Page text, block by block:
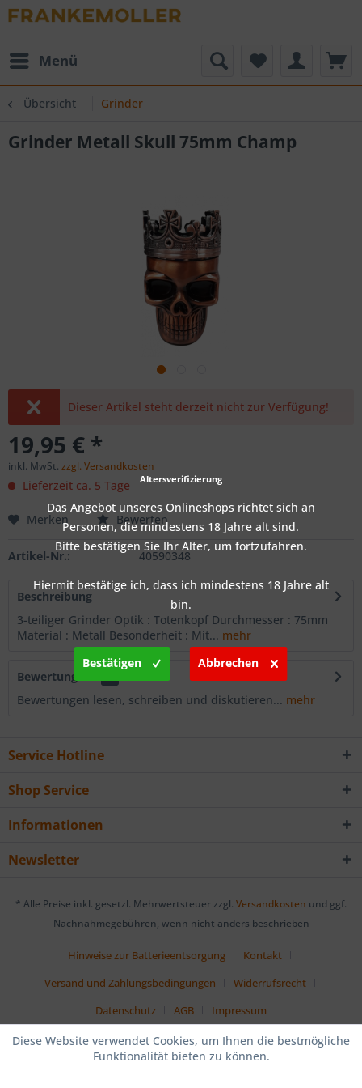
Menü
Übersicht Grinder
Grinder Metall Skull 75mm Champ
Dieser Artikel steht derzeit nicht zur Verfügung!
19,95 € *
inkl. MwSt. zzgl. Versandkosten
Lieferzeit ca. 5 Tage
Merken Bewerten
Artikel-Nr.: 40590348
Beschreibung
3-teiliger Grinder Optik : Totenkopf Durchmesser : 75mm
Material : Metall Besonderheit : Mit... mehr
Bewertungen
Bewertungen lesen, schreiben und diskutieren... mehr
Service Hotline
Shop Service
Informationen
Newsletter
* Alle Preise inkl. gesetzl. Mehrwertsteuer zzgl. Versandkosten und ggf.
Nachnahmegebühren, wenn nicht anders beschrieben
Hinweise zur Batterieentsorgung
Kontakt
Versand und Zahlungsbedingungen
Widerrufsrecht
Datenschutz
AGB Impressum
Diese Website verwendet Cookies, um Ihnen die bestmögliche
Funktionalität bieten zu können.
Altersverifizierung
Das Angebot unseres Onlineshops richtet sich an
Personen, die mindestens 18 Jahre alt sind.
Bitte bestätigen Sie Ihr Alter, um fortzufahren.
Hiermit bestätige ich, dass ich mindestens 18 Jahre alt
bin.
Bestätigen Abbrechen